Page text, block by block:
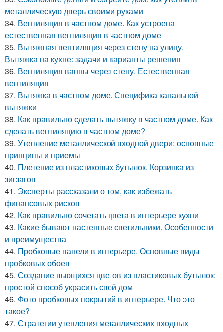
металлическую дверь своими руками
34. Вентиляция в частном доме. Как устроена
естественная вентиляция в частном доме
35. Вытяжная вентиляция через стену на улицу.
Вытяжка на кухне: задачи и варианты решения
36. Вентиляция ванны через стену. Естественная
вентиляция
37. Вытяжка в частном доме. Специфика канальной
вытяжки
38. Как правильно сделать вытяжку в частном доме. Как
сделать вентиляцию в частном доме?
39. Утепление металлической входной двери: основные
принципы и приемы
40. Плетение из пластиковых бутылок. Корзинка из
зигзагов
41. Эксперты рассказали о том, как избежать
финансовых рисков
42. Как правильно сочетать цвета в интерьере кухни
43. Какие бывают настенные светильники. Особенности
и преимущества
44. Пробковые панели в интерьере. Основные виды
пробковых обоев
45. Создание вьющихся цветов из пластиковых бутылок:
простой способ украсить свой дом
46. Фото пробковых покрытий в интерьере. Что это
такое?
47. Стратегии утепления металлических входных